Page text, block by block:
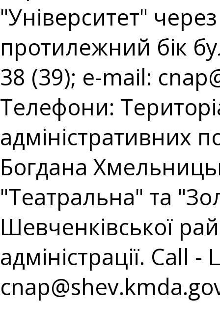
"Університет"
протилежний бік
38 (39); e-mail:
Телефони:
адміністративних
Богдана
"Театральна" та
Шевченківської
адміністрації. Call